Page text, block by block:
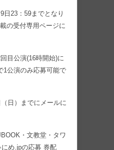
23：59までとなり
の受付専用ページに
目公演(16時開始)に
1公演のみ応募可能で
日）までにメールに
・文教堂・タワ
め.jpの応募 券配